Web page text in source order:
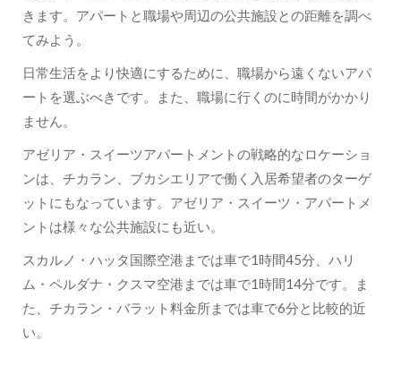
きます。アパートと職場や周辺の公共施設との距離を調べ
てみよう。
日常生活をより快適にするために、職場から遠くないアパ
ートを選ぶべきです。また、職場に行くのに時間がかかり
ません。
アゼリア・スイーツアパートメントの戦略的なロケーショ
ンは、チカラン、ブカシエリアで働く入居希望者のターゲ
ットにもなっています。アゼリア・スイーツ・アパートメ
ントは様々な公共施設にも近い。
スカルノ・ハッタ国際空港までは車で1時間45分、ハリ
ム・ペルダナ・クスマ空港までは車で1時間14分です。ま
た、チカラン・バラット料金所までは車で6分と比較的近
い。